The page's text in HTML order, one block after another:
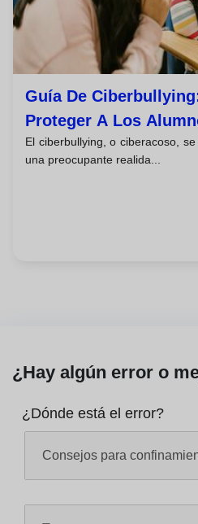
Guía De
Proteger A Los
Redes Sociales
El ciberbullying, o ciberacoso,
una preocupante realida...
¿Hay algún error o
¿Dónde está el error?